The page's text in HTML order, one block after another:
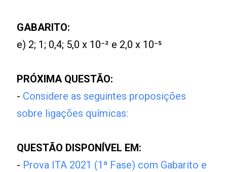
GABARITO:
e) 2; 1; 0,4; 5,0 x 10⁻² e 2,0 x 10⁻⁵
PRÓXIMA QUESTÃO:
- Considere as seguintes proposições
sobre ligações químicas:
QUESTÃO DISPONÍVEL EM:
- Prova ITA 2021 (1ª Fase) com Gabarito e